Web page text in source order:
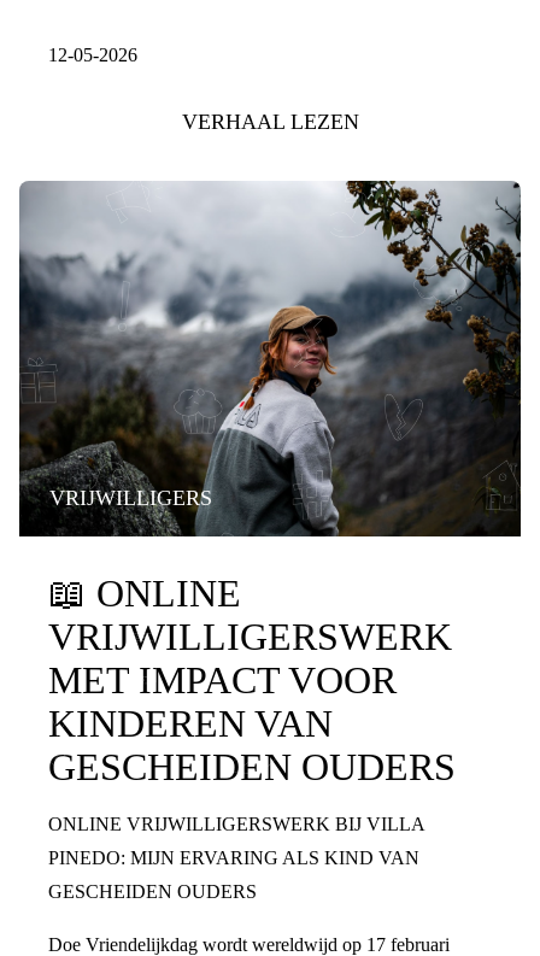
12-05-2026
VERHAAL LEZEN
VRIJWILLIGERS
📖 ONLINE
VRIJWILLIGERSWERK
MET IMPACT VOOR
KINDEREN VAN
GESCHEIDEN OUDERS
ONLINE VRIJWILLIGERSWERK BIJ VILLA
PINEDO: MIJN ERVARING ALS KIND VAN
GESCHEIDEN OUDERS
Doe Vriendelijkdag wordt wereldwijd op 17 februari